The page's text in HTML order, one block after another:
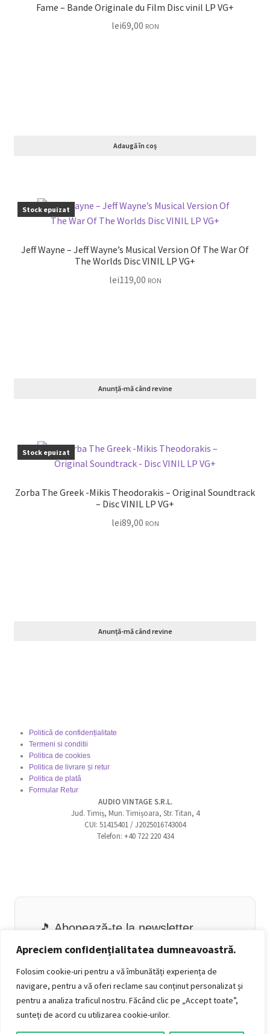
Apreciem confidențialitatea dumneavoastră.
Folosim cookie-uri pentru a vă îmbunătăți experiența de
navigare, pentru a vă oferi reclame sau conținut personalizat și
pentru a analiza traficul nostru. Făcând clic pe „Accept toate”,
sunteți de acord cu utilizarea cookie-urilor.
Fame – Bande Originale du Film Disc vinil LP VG+
lei69,00 RON
Adaugă în coș
Stock epuizat
Jeff Wayne – Jeff Wayne’s Musical Version Of The War Of
The Worlds Disc VINIL LP VG+
lei119,00 RON
Anunță-mă când revine
Stock epuizat
Zorba The Greek -Mikis Theodorakis – Original Soundtrack
– Disc VINIL LP VG+
lei89,00 RON
Anunță-mă când revine
Politică de confidențialitate
Termeni si conditii
Politica de cookies
Politica de livrare și retur
Politica de plată
Formular Retur
AUDIO VINTAGE S.R.L.
Jud. Timiș, Mun. Timișoara, Str. Titan, 4
CUI: 51415401 / J2025016743004
Telefon: +40 722 220 434
🎵 Abonează-te la newsletter
Email